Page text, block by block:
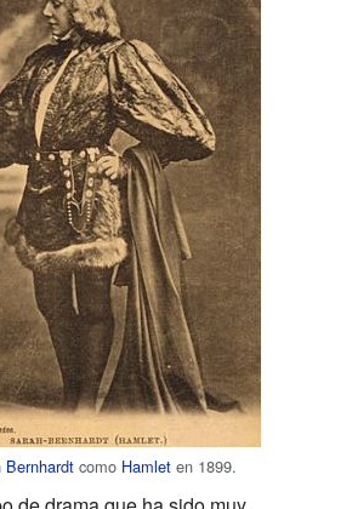
Bernhardt como Hamlet en 1899.